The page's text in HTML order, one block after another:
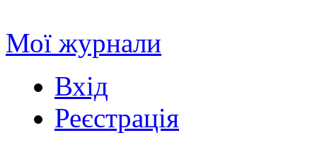
Мої журнали
Вхід
Реєстрація